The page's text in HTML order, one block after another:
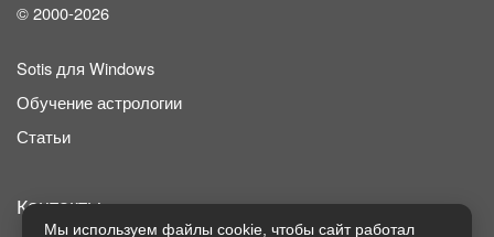
© 2000-2026
Sotis для Windows
Обучение астрологии
Статьи
Контакты
Мы используем файлы cookie, чтобы сайт работал